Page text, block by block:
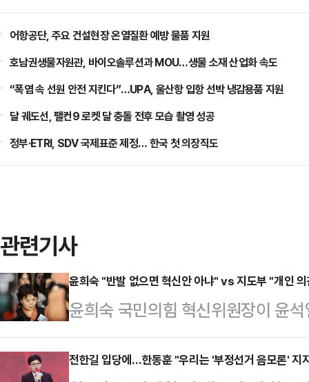
어항공단, 주요 건설현장 온열질환 예방 물품 지원
호남권생물자원관, 바이오솔루션과 MOU…생물 소재 산업화 속도
“폭염 속 선원 안전 지킨다”…UPA, 울산항 입항 선박 냉감용품 지원
달 궤도선, 팰컨9 로켓 달 충돌 전후 모습 촬영 성공
정부·ETRI, SDV 국제표준 제정… 한국 첫 의장직도
관련기사
윤희숙 "반발 없으면 혁신안 아냐" vs 지도부 "개인
윤희숙 국민의힘 혁신위원장이 윤
인적 쇄신 대상을 나경원·윤상현·
원내대표로 확대하고, 이들의 거취
전한길 입당에…한동훈 "우리는 '부정선거 음모론' 지